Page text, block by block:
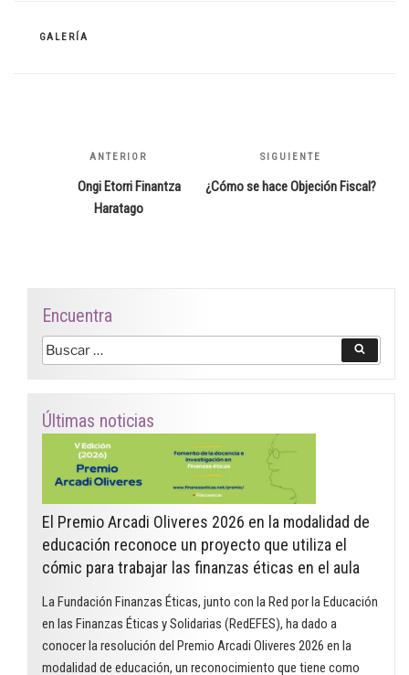
CATEGORÍAS
GALERÍA
Entrada
anterior:
ANTERIOR
Ongi Etorri Finantza
Haratago
Siguiente
entrada
SIGUIENTE
¿Cómo se hace Objeción Fiscal?
Encuentra
Buscar
por:
Últimas noticias
El Premio Arcadi Oliveres 2026 en la modalidad de
educación reconoce un proyecto que utiliza el
cómic para trabajar las finanzas éticas en el aula
La Fundación Finanzas Éticas, junto con la Red por la Educación
en las Finanzas Éticas y Solidarias (RedEFES), ha dado a
conocer la resolución del Premio Arcadi Oliveres 2026 en la
modalidad de educación, un reconocimiento que tiene como